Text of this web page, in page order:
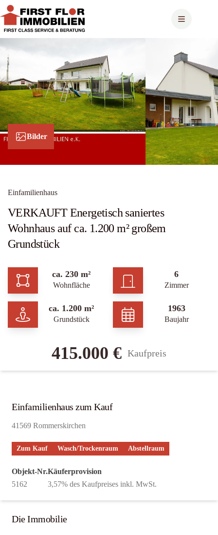
Zum
Inhalt
springen
Bilder
Einfamilienhaus
VERKAUFT Energetisch saniertes
Wohnhaus auf ca. 1.200 m² großem
Grundstück
ca. 230 m²
Wohnfläche
6
Zimmer
ca. 1.200 m²
Grundstück
1963
Baujahr
415.000 € Kaufpreis
Einfamilienhaus zum Kauf
41569 Rommerskirchen
Zum Kauf Wasch/Trockenraum Abstellraum
Objekt-Nr.
5162
Käuferprovision
3,57% des Kaufpreises inkl. MwSt.
Die Immobilie